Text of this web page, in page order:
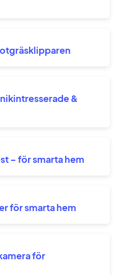
&
– för smarta hem
för smarta hem
för